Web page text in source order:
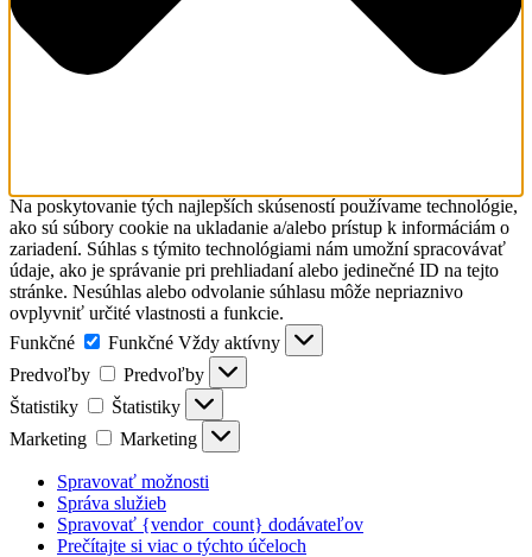
Na poskytovanie tých najlepších skúseností používame technológie,
ako sú súbory cookie na ukladanie a/alebo prístup k informáciám o
zariadení. Súhlas s týmito technológiami nám umožní spracovávať
údaje, ako je správanie pri prehliadaní alebo jedinečné ID na tejto
stránke. Nesúhlas alebo odvolanie súhlasu môže nepriaznivo
ovplyvniť určité vlastnosti a funkcie.
Funkčné
Funkčné Vždy aktívny
Predvoľby
Predvoľby
Štatistiky
Štatistiky
Marketing
Marketing
Spravovať možnosti
Správa služieb
Spravovať {vendor_count} dodávateľov
Prečítajte si viac o týchto účeloch